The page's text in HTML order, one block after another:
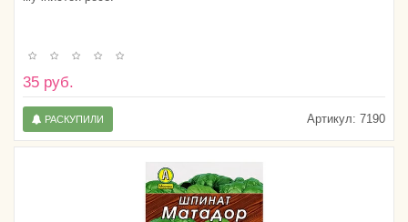
35 руб.
Артикул: 7190
РАСКУПИЛИ